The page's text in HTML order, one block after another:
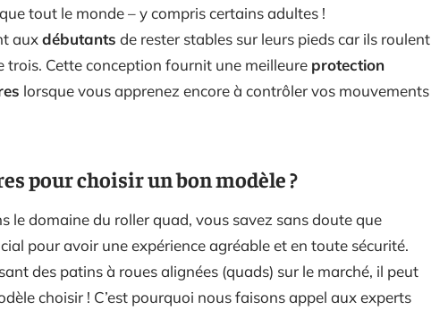
tout le monde – y compris certains adultes !
auxdébutants de rester stables sur leurs pieds car ils roulent
trois. Cette conception fournit une meilleure protection
lorsque vous apprenez encore à contrôler vos mouvements
pour choisir un bon modèle ?
le domaine du roller quad, vous savez sans doute que
pour avoir une expérience agréable et en toute sécurité.
des patins à roues alignées (quads) sur le marché, il peut
choisir ! C’est pourquoi nous faisons appel aux experts